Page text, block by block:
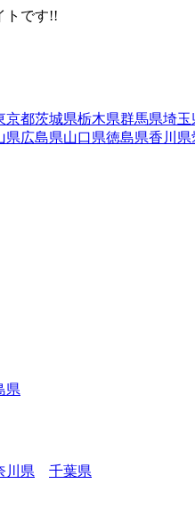
トです!!
京都茨城県栃木県群馬県埼玉
県広島県山口県徳島県香川県
県
川県 千葉県